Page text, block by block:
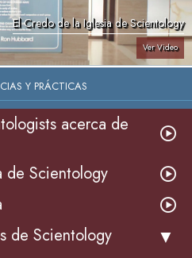
El Credo de la Iglesia de Scientology
Ver Video
Y PRÁCTICAS
acerca de
de Scientology
de Scientology